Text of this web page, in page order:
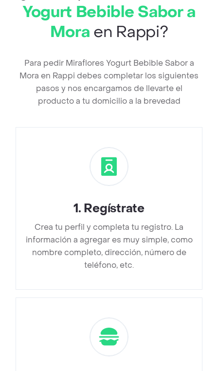
Yogurt Bebible Sabor a
Mora en Rappi?
Para pedir Miraflores Yogurt Bebible Sabor a
Mora en Rappi debes completar los siguientes
pasos y nos encargamos de llevarte el
producto a tu domicilio a la brevedad
1. Regístrate
Crea tu perfil y completa tu registro. La
información a agregar es muy simple, como
nombre completo, dirección, número de
teléfono, etc.